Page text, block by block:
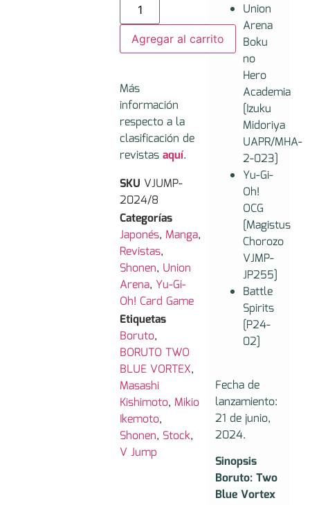
Agregar al carrito
Más
información
respecto a la
clasificación de
revistas aquí.
SKU VJUMP-
2024/8
Categorías
Japonés, Manga,
Revistas,
Shonen, Union
Arena, Yu-Gi-
Oh! Card Game
Etiquetas
Boruto,
BORUTO TWO
BLUE VORTEX,
Masashi
Kishimoto, Mikio
Ikemoto,
Shonen, Stock,
V Jump
Union
Arena
Boku
no
Hero
Academia
[Izuku
Midoriya
UAPR/MHA-
2-023]
Yu-Gi-
Oh!
OCG
[Magistus
Chorozo
VJMP-
JP255]
Battle
Spirits
[P24-
02]
Fecha de
lanzamiento:
21 de junio,
2024.
Sinopsis
Boruto: Two
Blue Vortex